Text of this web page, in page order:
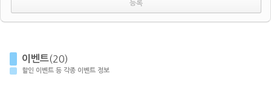
이벤트(20)
할인 이벤트 등 각종 이벤트 정보